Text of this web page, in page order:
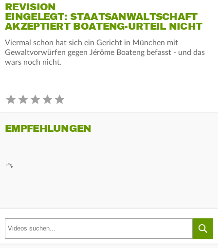
REVISION
EINGELEGT: STAATSANWALTSCHAFT
AKZEPTIERT BOATENG-URTEIL NICHT
Viermal schon hat sich ein Gericht in München mit
Gewaltvorwürfen gegen Jérôme Boateng befasst - und das
wars noch nicht.
EMPFEHLUNGEN